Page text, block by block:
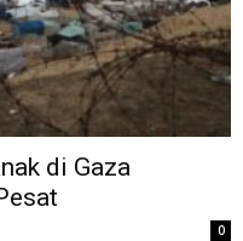
di Gaza
0